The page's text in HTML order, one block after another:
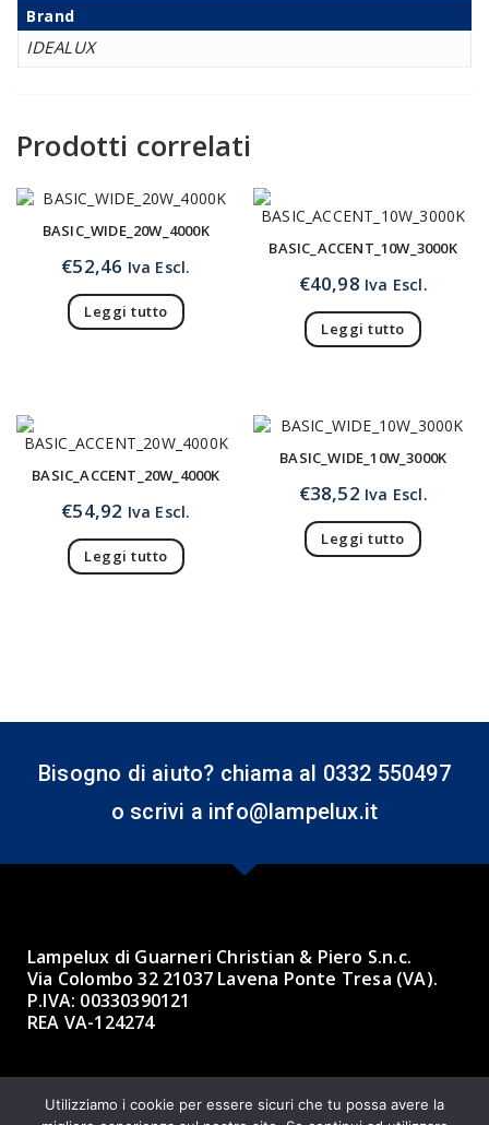
Brand
IDEALUX
Prodotti correlati
BASIC_WIDE_20W_4000K
€52,46 Iva Escl.
Leggi tutto
BASIC_ACCENT_10W_3000K
€40,98 Iva Escl.
Leggi tutto
BASIC_ACCENT_20W_4000K
€54,92 Iva Escl.
Leggi tutto
BASIC_WIDE_10W_3000K
€38,52 Iva Escl.
Leggi tutto
Bisogno di aiuto? chiama al 0332 550497
o scrivi a info@lampelux.it
Lampelux di Guarneri Christian & Piero S.n.c.
Via Colombo 32 21037 Lavena Ponte Tresa (VA).
P.IVA: 00330390121
REA VA-124274
Made with ❤ by BBK 3.0 Informatica
Utilizziamo i cookie per essere sicuri che tu possa avere la